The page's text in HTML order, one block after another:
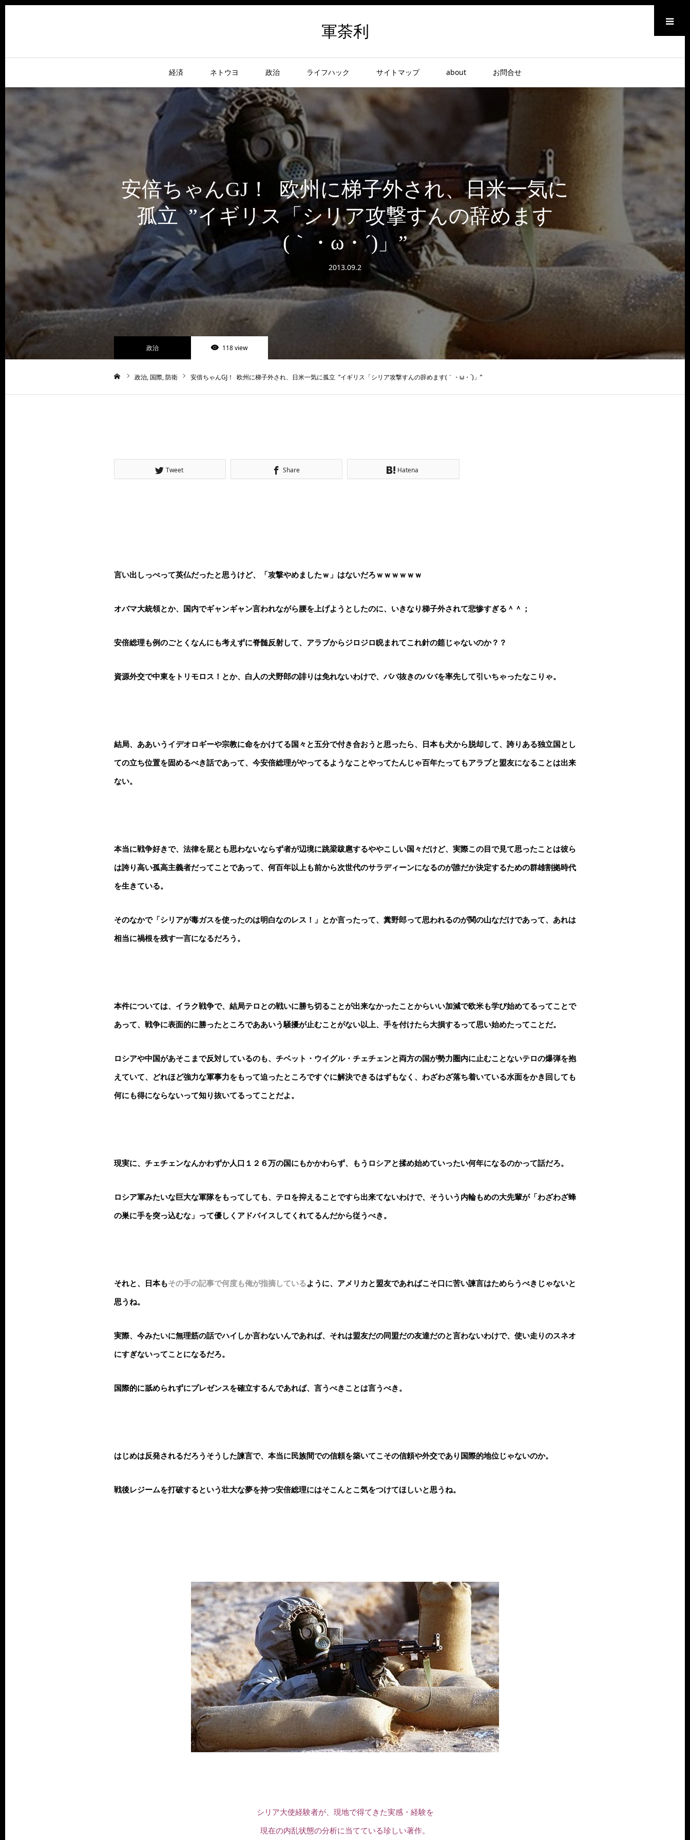
メニュー
軍荼利
経済 ネトウヨ 政治 ライフハック サイトマップ about お問合せ
安倍ちゃんGJ！ 欧州に梯子外され、日米一気に
孤立 ”イギリス「シリア攻撃すんの辞めます
(｀・ω・´)」”
2013.09.2
政治 118 view
政治 国際 防衛 安倍ちゃんGJ！ 欧州に梯子外され、日米一気に孤立 ”イギリス「シリア攻撃すんの辞めます(｀・ω・´)」”
Tweet Share Hatena
言い出しっぺって英仏だったと思うけど、「攻撃やめましたｗ」はないだろｗｗｗｗｗｗ
オバマ大統領とか、国内でギャンギャン言われながら腰を上げようとしたのに、いきなり梯子外されて悲惨すぎる＾＾；
安倍総理も例のごとくなんにも考えずに脊髄反射して、アラブからジロジロ睨まれてこれ針の筵じゃないのか？？
資源外交で中東をトリモロス！とか、白人の犬野郎の誹りは免れないわけで、ババ抜きのババを率先して引いちゃったなこりゃ。
結局、ああいうイデオロギーや宗教に命をかけてる国々と五分で付き合おうと思ったら、日本も犬から脱却して、誇りある独立国とし
ての立ち位置を固めるべき話であって、今安倍総理がやってるようなことやってたんじゃ百年たってもアラブと盟友になることは出来
ない。
本当に戦争好きで、法律を屁とも思わないならず者が辺境に跳梁跋扈するややこしい国々だけど、実際この目で見て思ったことは彼ら
は誇り高い孤高主義者だってことであって、何百年以上も前から次世代のサラディーンになるのが誰だか決定するための群雄割拠時代
を生きている。
そのなかで「シリアが毒ガスを使ったのは明白なのレス！」とか言ったって、糞野郎って思われるのが関の山なだけであって、あれは
相当に禍根を残す一言になるだろう。
本件については、イラク戦争で、結局テロとの戦いに勝ち切ることが出来なかったことからいい加減で欧米も学び始めてるってことで
あって、戦争に表面的に勝ったところでああいう騒擾が止むことがない以上、手を付けたら大損するって思い始めたってことだ。
ロシアや中国があそこまで反対しているのも、チベット・ウイグル・チェチェンと両方の国が勢力圏内に止むことないテロの爆弾を抱
えていて、どれほど強力な軍事力をもって迫ったところですぐに解決できるはずもなく、わざわざ落ち着いている水面をかき回しても
何にも得にならないって知り抜いてるってことだよ。
現実に、チェチェンなんかわずか人口１２６万の国にもかかわらず、もうロシアと揉め始めていったい何年になるのかって話だろ。
ロシア軍みたいな巨大な軍隊をもってしても、テロを抑えることですら出来てないわけで、そういう内輪もめの大先輩が「わざわざ蜂
の巣に手を突っ込むな」って優しくアドバイスしてくれてるんだから従うべき。
それと、日本もその手の記事で何度も俺が指摘しているように、アメリカと盟友であればこそ口に苦い諫言はためらうべきじゃないと
思うね。
実際、今みたいに無理筋の話でハイしか言わないんであれば、それは盟友だの同盟だの友達だのと言わないわけで、使い走りのスネオ
にすぎないってことになるだろ。
国際的に舐められずにプレゼンスを確立するんであれば、言うべきことは言うべき。
はじめは反発されるだろうそうした諫言で、本当に民族間での信頼を築いてこその信頼や外交であり国際的地位じゃないのか。
戦後レジームを打破するという壮大な夢を持つ安倍総理にはそこんとこ気をつけてほしいと思うね。
シリア大使経験者が、現地で得てきた実感・経験を
現在の内乱状態の分析に当てている珍しい著作。